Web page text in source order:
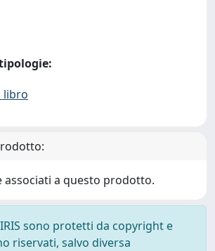
libro
associati a questo prodotto.
sono protetti da copyright e
riservati, salvo diversa